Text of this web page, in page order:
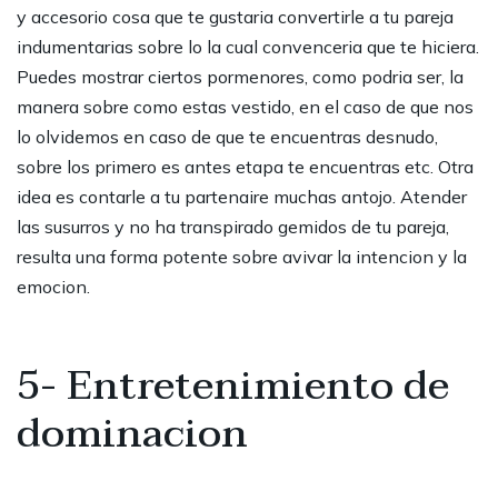
y accesorio cosa que te gustaria convertirle a tu pareja
indumentarias sobre lo la cual convenceria que te hiciera.
Puedes mostrar ciertos pormenores, como podria ser, la
manera sobre como estas vestido, en el caso de que nos
lo olvidemos en caso de que te encuentras desnudo,
sobre los primero es antes etapa te encuentras etc. Otra
idea es contarle a tu partenaire muchas antojo. Atender
las susurros y no ha transpirado gemidos de tu pareja,
resulta una forma potente sobre avivar la intencion y la
emocion.
5- Entretenimiento de
dominacion